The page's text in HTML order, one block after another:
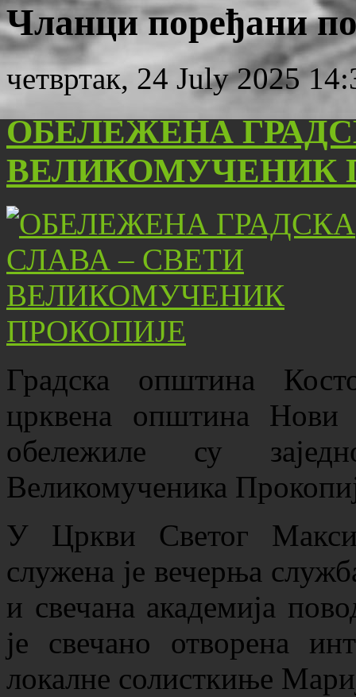
Чланци поређани
четвртак, 24 July 2025
ОБЕЛЕЖЕНА
ВЕЛИКОМУЧЕНИК
Градска општина
црквена општина Нови
обележиле су
Великомученика
У Цркви Светог
служена је вечерња
и свечана академија
је свечано отворена
локалне солисткиње